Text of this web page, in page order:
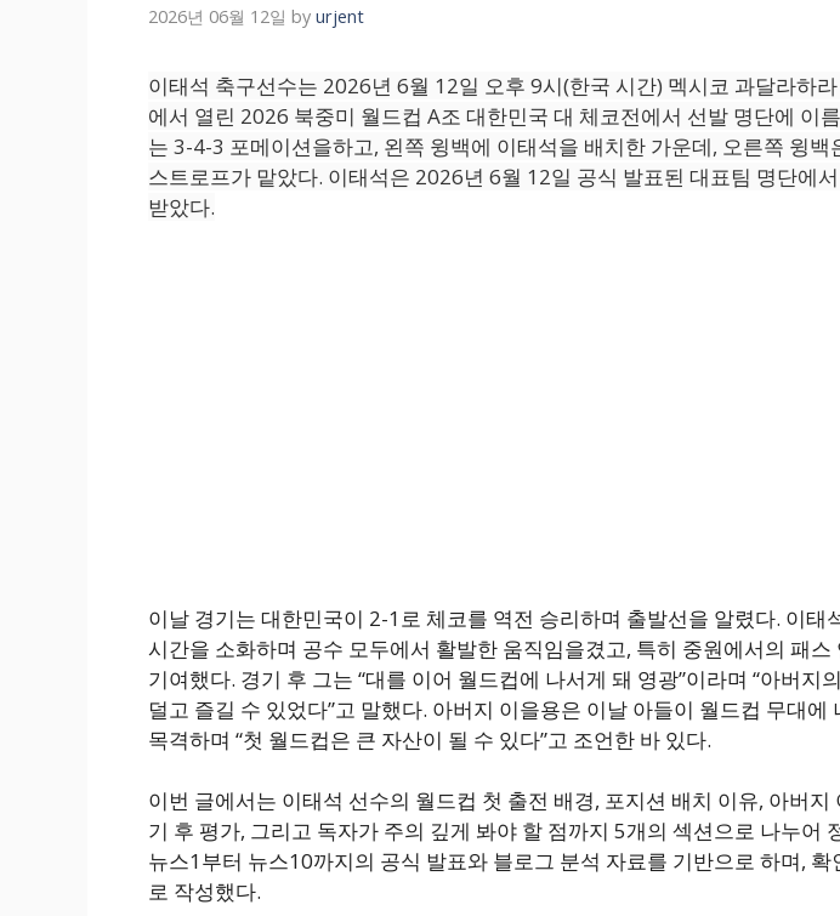
2026년 06월 12일 by urjent
이태석 축구선수는 2026년 6월 12일 오후 9시(한국 시간) 멕시코 과달라하
에서 열린 2026 북중미 월드컵 A조 대한민국 대 체코전에서 선발 명단에 이
는 3-4-3 포메이션을하고, 왼쪽 윙백에 이태석을 배치한 가운데, 오른쪽 윙백
스트로프가 맡았다. 이태석은 2026년 6월 12일 공식 발표된 대표팀 명단에
받았다.
이날 경기는 대한민국이 2-1로 체코를 역전 승리하며 출발선을 알렸다. 이태
시간을 소화하며 공수 모두에서 활발한 움직임을겼고, 특히 중원에서의 패스
기여했다. 경기 후 그는 “대를 이어 월드컵에 나서게 돼 영광”이라며 “아버지
덜고 즐길 수 있었다”고 말했다. 아버지 이을용은 이날 아들이 월드컵 무대에
목격하며 “첫 월드컵은 큰 자산이 될 수 있다”고 조언한 바 있다.
이번 글에서는 이태석 선수의 월드컵 첫 출전 배경, 포지션 배치 이유, 아버지
기 후 평가, 그리고 독자가 주의 깊게 봐야 할 점까지 5개의 섹션으로 나누어
뉴스1부터 뉴스10까지의 공식 발표와 블로그 분석 자료를 기반으로 하며, 확
로 작성했다.